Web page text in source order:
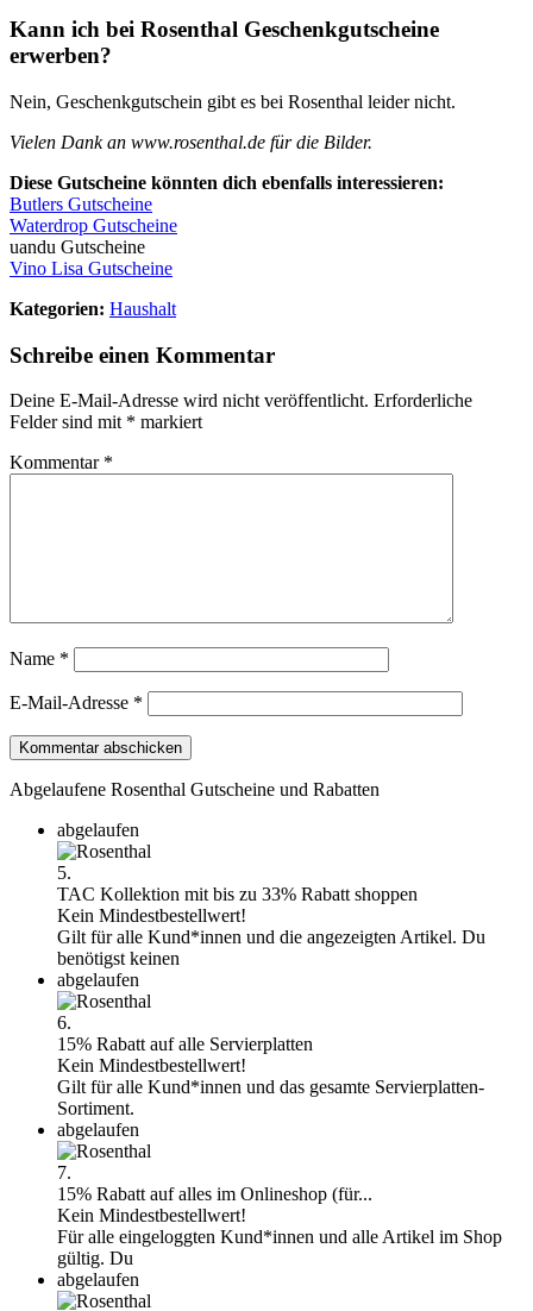
Kann ich bei Rosenthal Geschenkgutscheine
erwerben?
Nein, Geschenkgutschein gibt es bei Rosenthal leider nicht.
Vielen Dank an www.rosenthal.de für die Bilder.
Diese Gutscheine könnten dich ebenfalls interessieren:
Butlers Gutscheine
Waterdrop Gutscheine
uandu Gutscheine
Vino Lisa Gutscheine
Kategorien: Haushalt
Schreibe einen Kommentar
Deine E-Mail-Adresse wird nicht veröffentlicht. Erforderliche
Felder sind mit * markiert
Kommentar *
Name *
E-Mail-Adresse *
Abgelaufene Rosenthal Gutscheine und Rabatten
abgelaufen
5.
TAC Kollektion mit bis zu 33% Rabatt shoppen
Kein Mindestbestellwert!
Gilt für alle Kund*innen und die angezeigten Artikel. Du
benötigst keinen
abgelaufen
6.
15% Rabatt auf alle Servierplatten
Kein Mindestbestellwert!
Gilt für alle Kund*innen und das gesamte Servierplatten-
Sortiment.
abgelaufen
7.
15% Rabatt auf alles im Onlineshop (für...
Kein Mindestbestellwert!
Für alle eingeloggten Kund*innen und alle Artikel im Shop
gültig. Du
abgelaufen